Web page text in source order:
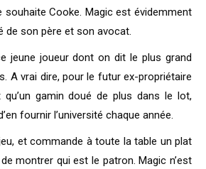
souhaite Cooke. Magic est évidemment
de son père et son avocat.
jeune joueur dont on dit le plus grand
A vrai dire, pour le futur ex-propriétaire
qu’un gamin doué de plus dans le lot,
fournir l’université chaque année.
et commande à toute la table un plat
montrer qui est le patron. Magic n’est